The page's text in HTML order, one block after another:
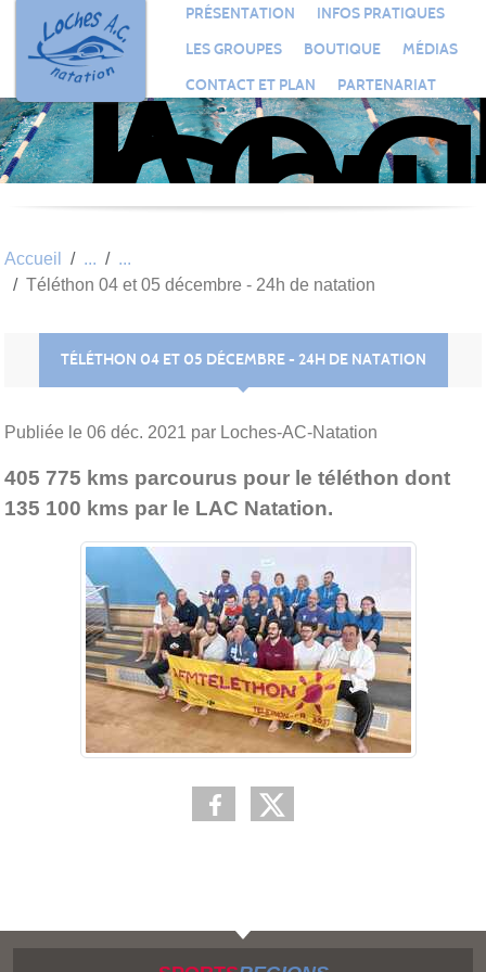
PRÉSENTATION
INFOS PRATIQUES
LES GROUPES
BOUTIQUE
MÉDIAS
CONTACT ET PLAN
PARTENARIAT
Accueil
Téléthon 04 et 05 décembre - 24h de natation
TÉLÉTHON 04 ET 05 DÉCEMBRE - 24H DE NATATION
Publiée le 06 déc. 2021 par Loches-AC-Natation
405 775 kms parcourus pour le téléthon dont
135 100 kms par le LAC Natation.
Panneau de gestion des cookies